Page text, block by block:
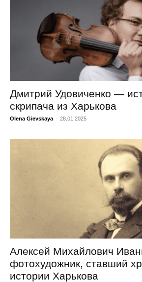
Дмитрий Удовиченко —
скрипача из Харькова
Olena Gievskaya - 28.01.2025
Алексей Михайлович
фотохудожник, ставший
истории Харькова